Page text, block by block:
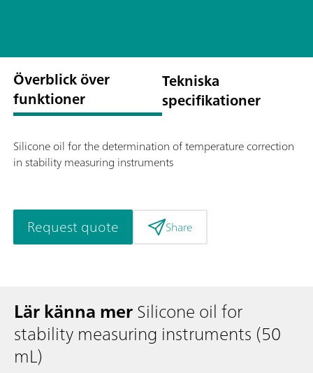
Överblick över
funktioner
Tekniska
specifikationer
Silicone oil for the determination of temperature correction
in stability measuring instruments
Request quote Share
Lär känna merSilicone oil for
stability measuring instruments (50
mL)